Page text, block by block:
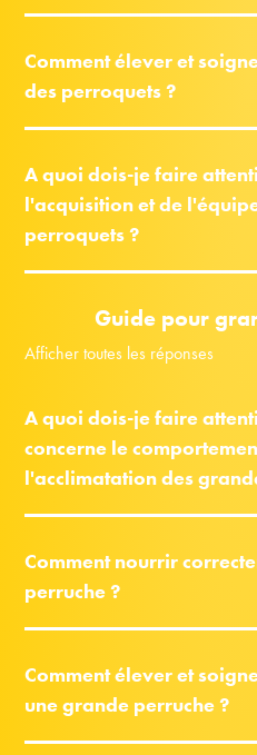
Comment élever et
des perroquets ?
A quoi dois-je faire
l'acquisition et de
perroquets ?
Guide pour
Afficher toutes les réponses
A quoi dois-je faire
concerne le
l'acclimatation des
Comment nourrir
perruche ?
Comment élever et
une grande perruche ?